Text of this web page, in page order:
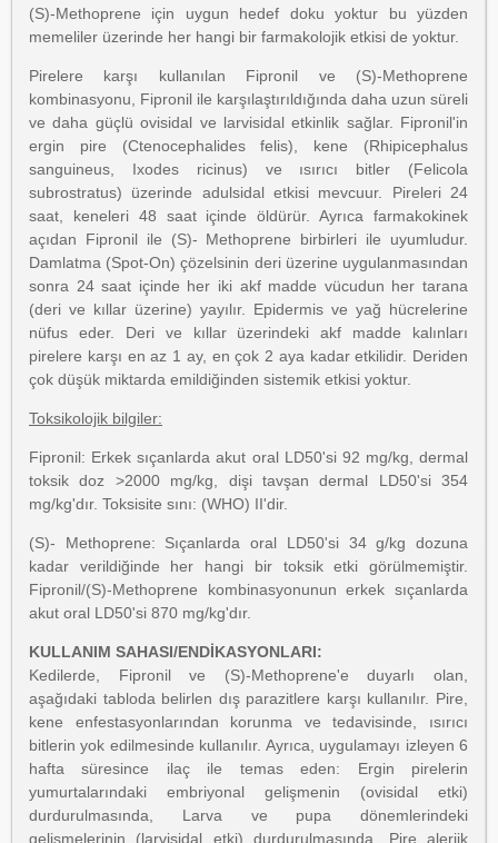
(S)-Methoprene için uygun hedef doku yoktur bu yüzden
memeliler üzerinde her hangi bir farmakolojik etkisi de yoktur.
Pirelere karşı kullanılan Fipronil ve (S)-Methoprene
kombinasyonu, Fipronil ile karşılaştırıldığında daha uzun süreli
ve daha güçlü ovisidal ve larvisidal etkinlik sağlar. Fipronil'in
ergin pire (Ctenocephalides felis), kene (Rhipicephalus
sanguineus, Ixodes ricinus) ve ısırıcı bitler (Felicola
subrostratus) üzerinde adulsidal etkisi mevcuur. Pireleri 24
saat, keneleri 48 saat içinde öldürür. Ayrıca farmakokinek
açıdan Fipronil ile (S)- Methoprene birbirleri ile uyumludur.
Damlatma (Spot-On) çözelsinin deri üzerine uygulanmasından
sonra 24 saat içinde her iki akf madde vücudun her tarana
(deri ve kıllar üzerine) yayılır. Epidermis ve yağ hücrelerine
nüfus eder. Deri ve kıllar üzerindeki akf madde kalınları
pirelere karşı en az 1 ay, en çok 2 aya kadar etkilidir. Deriden
çok düşük miktarda emildiğinden sistemik etkisi yoktur.
Toksikolojik bilgiler:
Fipronil: Erkek sıçanlarda akut oral LD50'si 92 mg/kg, dermal
toksik doz >2000 mg/kg, dişi tavşan dermal LD50'si 354
mg/kg'dır. Toksisite sını: (WHO) II'dir.
(S)- Methoprene: Sıçanlarda oral LD50'si 34 g/kg dozuna
kadar verildiğinde her hangi bir toksik etki görülmemiştir.
Fipronil/(S)-Methoprene kombinasyonunun erkek sıçanlarda
akut oral LD50'si 870 mg/kg'dır.
KULLANIM SAHASI/ENDİKASYONLARI:
Kedilerde, Fipronil ve (S)-Methoprene'e duyarlı olan,
aşağıdaki tabloda belirlen dış parazitlere karşı kullanılır. Pire,
kene enfestasyonlarından korunma ve tedavisinde, ısırıcı
bitlerin yok edilmesinde kullanılır. Ayrıca, uygulamayı izleyen 6
hafta süresince ilaç ile temas eden: Ergin pirelerin
yumurtalarındaki embriyonal gelişmenin (ovisidal etki)
durdurulmasında, Larva ve pupa dönemlerindeki
gelişmelerinin (larvisidal etki) durdurulmasında, Pire alerjik